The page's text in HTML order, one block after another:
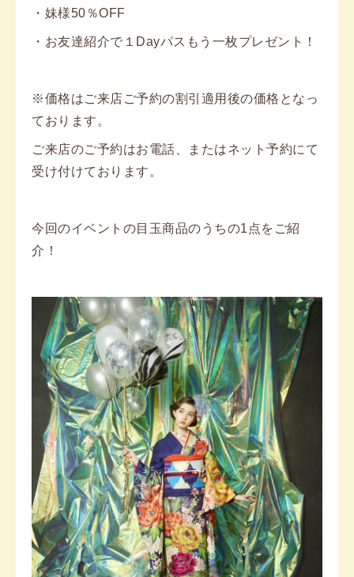
・妹様50％OFF
・お友達紹介で１Dayパスもう一枚プレゼント！
※価格はご来店ご予約の割引適用後の価格となっ
ております。
ご来店のご予約はお電話、またはネット予約にて
受け付けております。
今回のイベントの目玉商品のうちの1点をご紹
介！